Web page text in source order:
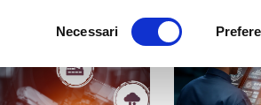
Necessari